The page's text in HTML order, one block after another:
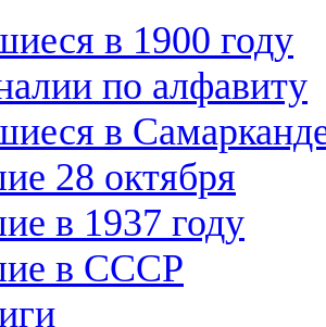
в 1900 году
по алфавиту
в
28 октября
в 1937 году
в СССР